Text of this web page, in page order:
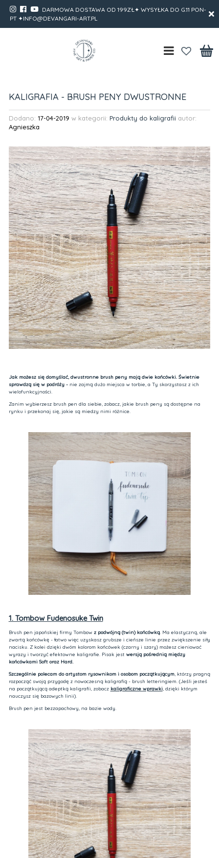
DARMOWA DOSTAWA OD 199ZŁ✦ WYSYŁKA DO G.11 PON-
PT ✦INFO@DEVANGARI-ART.PL
KALIGRAFIA - BRUSH PENY DWUSTRONNE
Dodano: 17-04-2019 w kategorii: Produkty do kaligrafii autor:
Agnieszka
Jak możesz się domyślać, dwustronne brush peny mają dwie końcówki. Świetnie
sprawdzą się w podróży - nie zajmą dużo miejsca w torbie, a Ty skorzystasz z ich
wielofunkcyjności.
Zanim wybierzesz brush pen dla siebie, zobacz, jakie brush peny są dostępne na
rynku i przekonaj się, jakie są miedzy nimi różnice.
1. Tombow Fudenosuke Twin
Brush pen japońskiej firmy Tombow z podwójną (twin) końcówką. Ma elastyczną, ale
zwartą końcówkę - łatwo więc uzyskasz grubsze i cieńsze linie przez zwiększenie siły
nacisku. Z kolei dzięki dwóm kolorom końcówek (czarny i szary) możesz cieniować
wyrazy i tworzyć efektowne kaligrafie. Pisak jest wersją pośrednią między
końcówkami Soft oraz Hard.
Szczególnie polecam do artystom rysownikom i osobom początkującym, którzy pragną
rozpocząć swoją przygodę z nowoczesną kaligrafią - brush letteringiem. (Jeśli jesteś
na początkującą adeptką kaligrafii, zobacz kaligraficzne wprawki, dzięki którym
nauczysz się bazowych linii).
Brush pen jest bezzapachowy, na bazie wody.